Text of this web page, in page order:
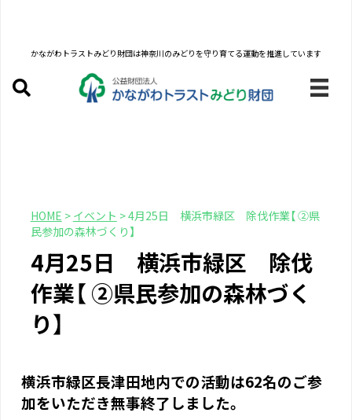
かながわトラストみどり財団は神奈川のみどりを守り育てる運動を推進しています
HOME > イベント >4月25日 横浜市緑区 除伐作業【 ②県
民参加の森林づくり】
4月25日 横浜市緑区 除伐
作業【 ②県民参加の森林づく
り】
横浜市緑区長津田地内での活動は62名のご参
加をいただき無事終了しました。